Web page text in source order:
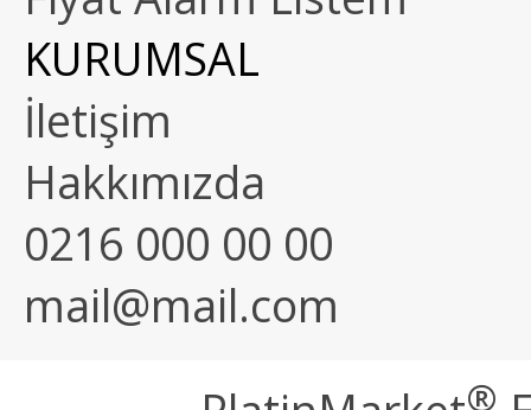
KURUMSAL
İletişim
Hakkımızda
0216 000 00 00
mail@mail.com
®